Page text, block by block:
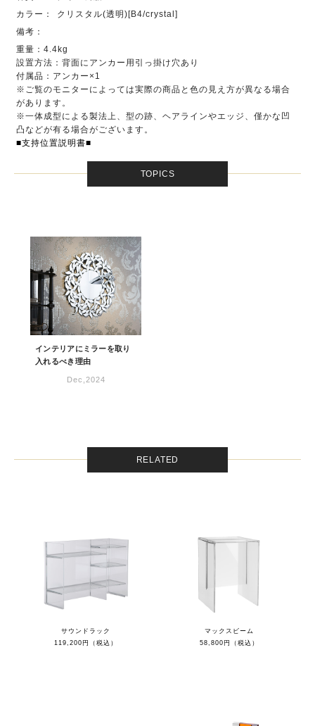
カラー：
クリスタル(透明)[B4/crystal]
備考：
重量：4.4kg
設置方法：背面にアンカー用引っ掛け穴あり
付属品：アンカー×1
※ご覧のモニターによっては実際の商品と色の見え方が異なる場合
があります。
※一体成型による製法上、型の跡、ヘアラインやエッジ、僅かな凹
凸などが有る場合がございます。
■支持位置説明書■
TOPICS
インテリアにミラーを取り
入れるべき理由
Dec,2024
RELATED
サウンドラック
119,200円（税込）
マックスビーム
58,800円（税込）